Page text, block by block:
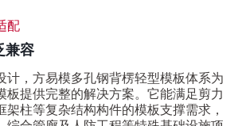
配
兼容
计，方易模多孔钢背楞轻型模板体系为
板提供完整的解决方案。它能满足剪力
架柱等复杂结构构件的模板支撑需求，